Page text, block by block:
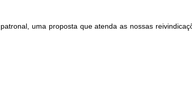
uma proposta que atenda as nossas